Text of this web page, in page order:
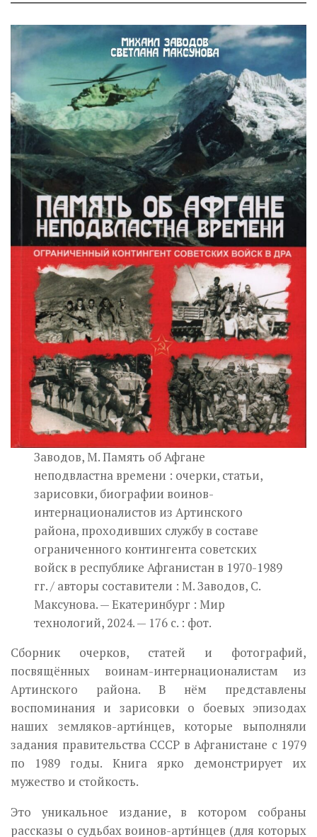
Заводов, М. Память об Афгане
неподвластна времени : очерки, статьи,
зарисовки, биографии воинов-
интернационалистов из Артинского
района, проходивших службу в составе
ограниченного контингента советских
войск в республике Афганистан в 1970-1989
гг. / авторы составители : М. Заводов, С.
Максунова. — Екатеринбург : Мир
технологий, 2024. — 176 с. : фот.
Сборник очерков, статей и фотографий,
посвящённых воинам-интернационалистам из
Артинского района. В нём представлены
воспоминания и зарисовки о боевых эпизодах
наших земляков-арти́нцев, которые выполняли
задания правительства СССР в Афганистане с 1979
по 1989 годы. Книга ярко демонстрирует их
мужество и стойкость.
Это уникальное издание, в котором собраны
рассказы о судьбах воинов-арти́нцев (для которых